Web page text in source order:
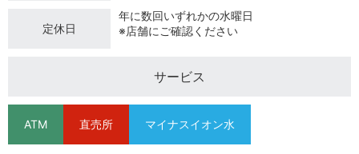
定休日
年に数回いずれかの水曜日
※店舗にご確認ください
サービス
ATM 直売所 マイナスイオン水